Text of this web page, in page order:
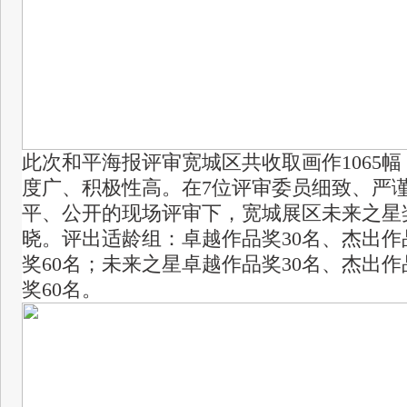
此次和平海报评审宽城区共收取画作1065
度广、积极性高。在7位评审委员细致、严
平、公开的现场评审下，宽城展区未来之
晓。评出适龄组：卓越作品奖30名、杰出
奖60名；未来之星卓越作品奖30名、杰出
奖60名。